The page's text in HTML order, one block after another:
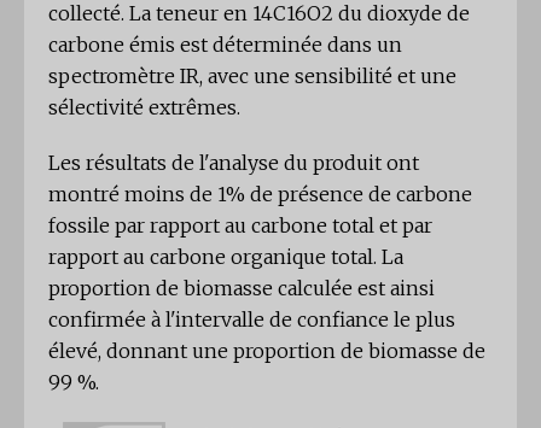
collecté. La teneur en 14C16O2 du dioxyde de
carbone émis est déterminée dans un
spectromètre IR, avec une sensibilité et une
sélectivité extrêmes.
Les résultats de l'analyse du produit ont
montré moins de 1% de présence de carbone
fossile par rapport au carbone total et par
rapport au carbone organique total. La
proportion de biomasse calculée est ainsi
confirmée à l'intervalle de confiance le plus
élevé, donnant une proportion de biomasse de
99 %.